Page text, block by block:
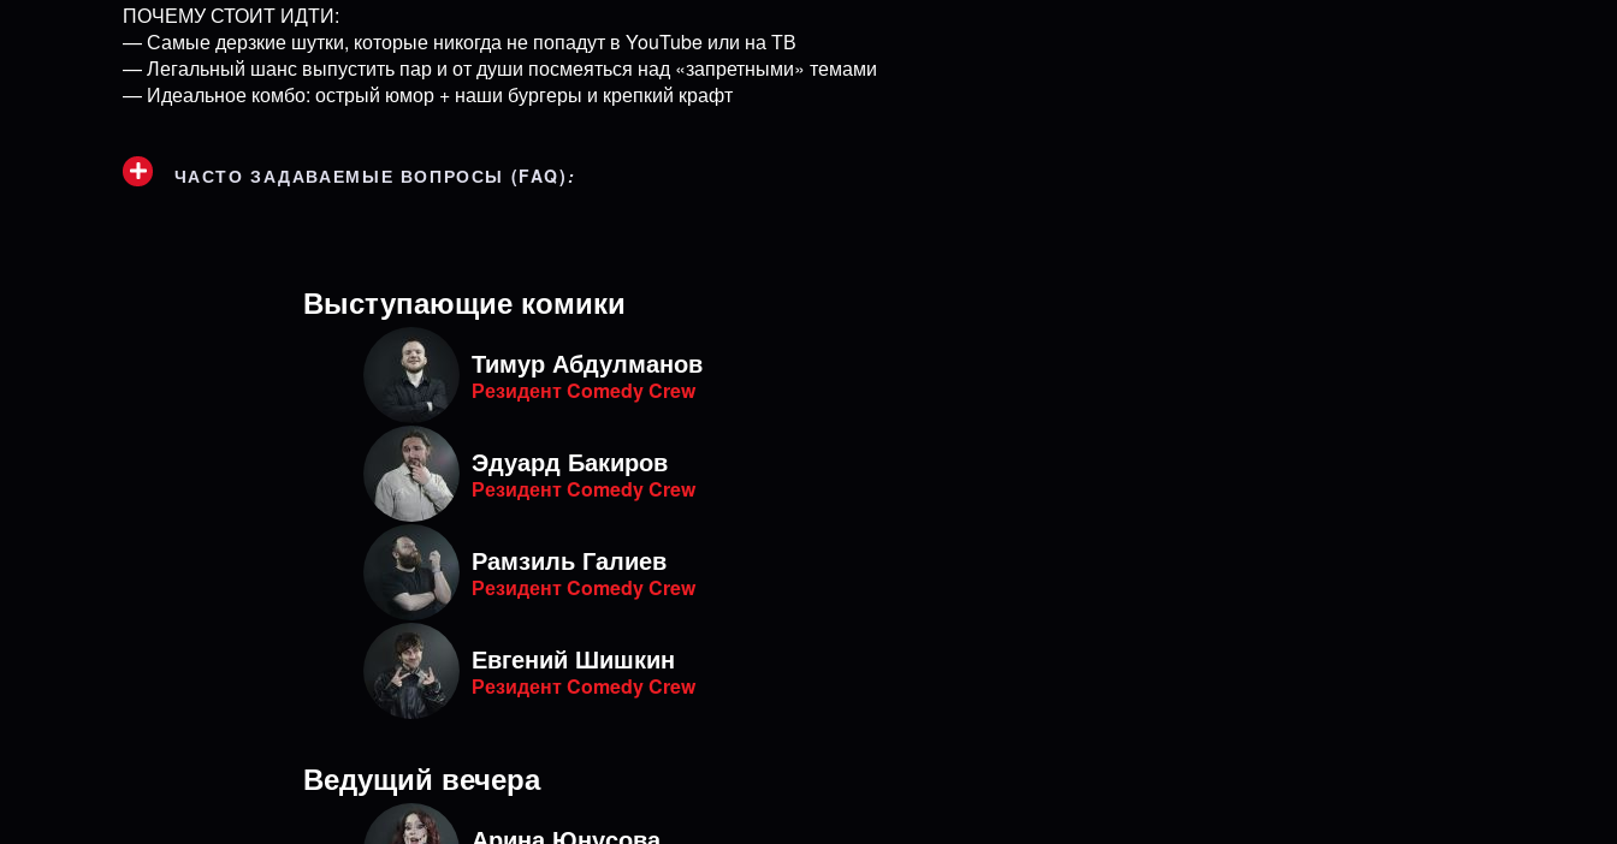
ПОЧЕМУ СТОИТ ИДТИ:
— Самые дерзкие шутки, которые никогда не попадут в YouTube или на ТВ
— Легальный шанс выпустить пар и от души посмеяться над «запретными» темами
— Идеальное комбо: острый юмор + наши бургеры и крепкий крафт
ЧАСТО ЗАДАВАЕМЫЕ ВОПРОСЫ (FAQ):
Выступающие комики
Тимур Абдулманов
Резидент Comedy Crew
Эдуард Бакиров
Резидент Comedy Crew
Рамзиль Галиев
Резидент Comedy Crew
Евгений Шишкин
Резидент Comedy Crew
Ведущий вечера